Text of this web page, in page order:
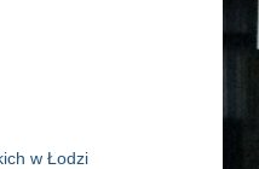
w Łodzi